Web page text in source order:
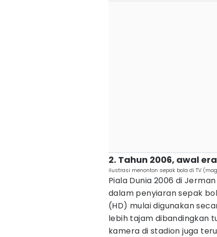
2. Tahun 2006, awal
ilustrasi menonton sepak bola di TV
Piala Dunia 2006 di
dalam penyiaran sepak
(HD) mulai digunakan
lebih tajam dibandingkan
kamera di stadion juga